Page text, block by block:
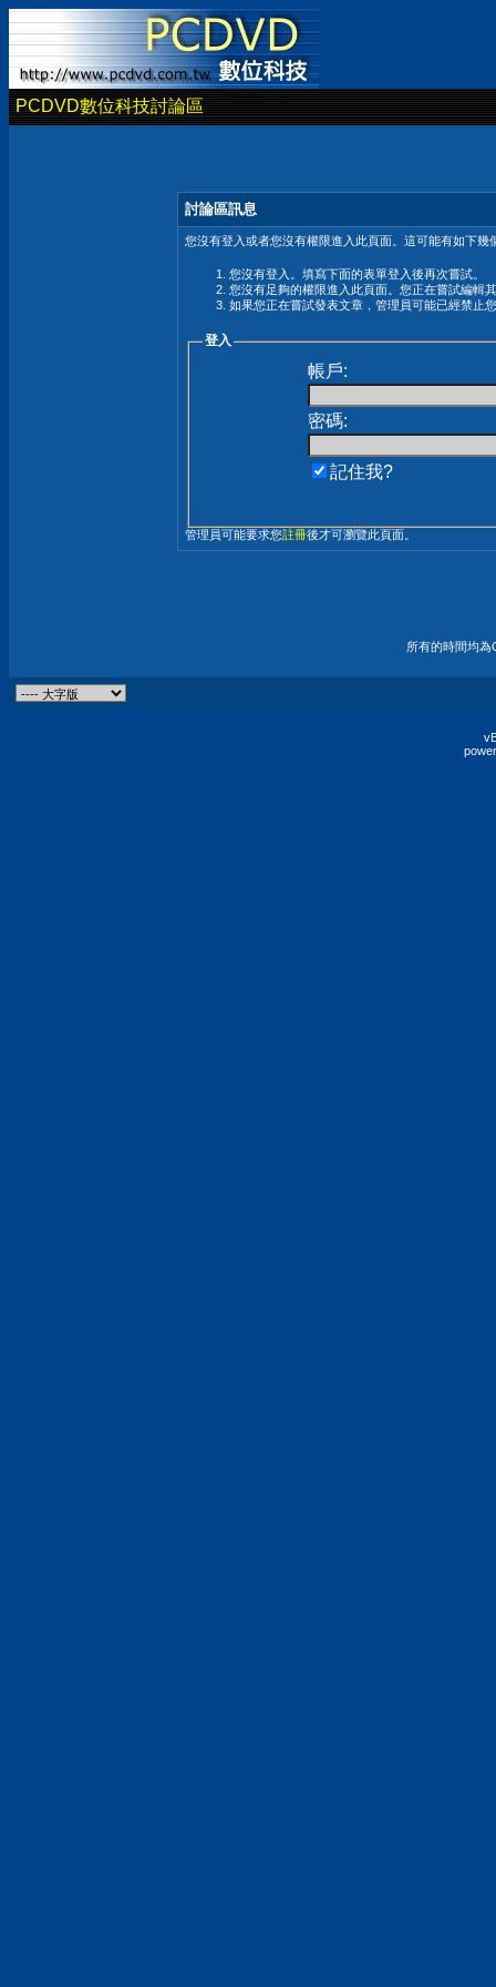
PCDVD數位科技討論區
討論區訊息
您沒有登入或者您沒有權限進入此頁面。這可能有如下幾
您沒有登入。填寫下面的表單登入後再次嘗試。
您沒有足夠的權限進入此頁面。您正在嘗試編輯
如果您正在嘗試發表文章，管理員可能已經禁止
登入
帳戶:
密碼:
記住我?
管理員可能要求您註冊後才可瀏覽此頁面。
所有的時間均為